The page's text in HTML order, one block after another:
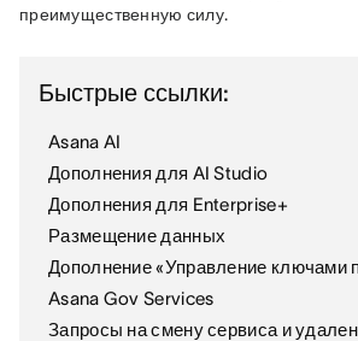
преимущественную силу.
Быстрые ссылки:
Asana AI
Дополнения для AI Studio
Дополнения для Enterprise+
Размещение данных
Дополнение «Управление ключами
Asana Gov Services
Запросы на смену сервиса и